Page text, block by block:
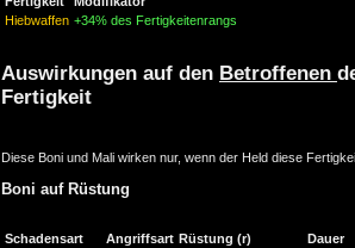
Hiebwaffen +34% des Fertigkeitenrangs
Auswirkungen auf den Betroffenen
Fertigkeit
Diese Boni und Mali wirken nur, wenn der Held diese
Boni auf Rüstung
Schadensart Angriffsart Rüstung (r) Dauer